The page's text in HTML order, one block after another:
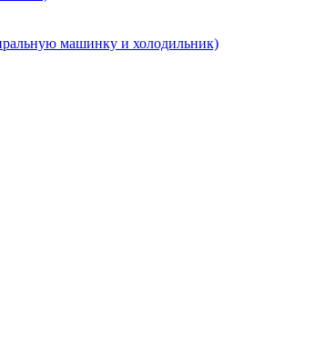
машинку и холодильник)